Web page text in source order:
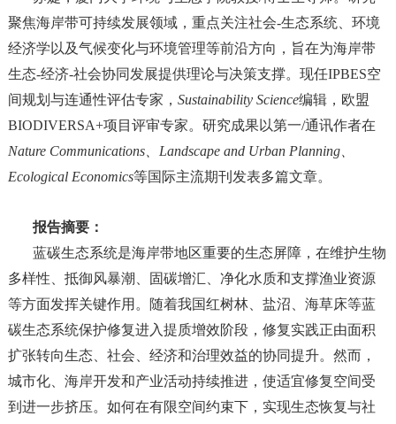
聚焦海岸带可持续发展领域，重点关注社会-生态系统、环境
经济学以及气候变化与环境管理等前沿方向，旨在为海岸带
生态-经济-社会协同发展提供理论与决策支撑。现任IPBES空
间规划与连通性评估专家， Sustainability Science编辑，欧盟
BIODIVERSA+项目评审专家。研究成果以第一/通讯作者在
Nature Communications、Landscape and Urban Planning、
Ecological Economics等国际主流期刊发表多篇文章。
报告摘要：
蓝碳生态系统是海岸带地区重要的生态屏障，在维护生物
多样性、抵御风暴潮、固碳增汇、净化水质和支撑渔业资源
等方面发挥关键作用。随着我国红树林、盐沼、海草床等蓝
碳生态系统保护修复进入提质增效阶段，修复实践正由面积
扩张转向生态、社会、经济和治理效益的协同提升。然而，
城市化、海岸开发和产业活动持续推进，使适宜修复空间受
到进一步挤压。如何在有限空间约束下，实现生态恢复与社